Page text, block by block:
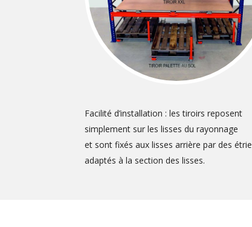
Facilité d’installation : les tiroirs reposent
simplement sur les lisses du rayonnage
et sont fixés aux lisses arrière par des
adaptés à la section des lisses.